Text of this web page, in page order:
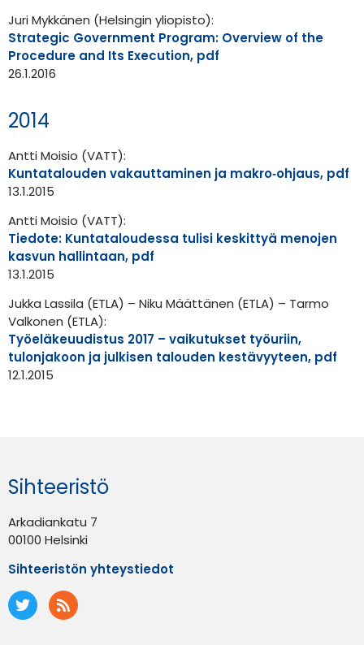
Juri Mykkänen (Helsingin yliopisto):
Strategic Government Program: Overview of the
Procedure and Its Execution, pdf
26.1.2016
2014
Antti Moisio (VATT):
Kuntatalouden vakauttaminen ja makro‐ohjaus, pdf
13.1.2015
Antti Moisio (VATT):
Tiedote: Kuntataloudessa tulisi keskittyä menojen
kasvun hallintaan, pdf
13.1.2015
Jukka Lassila (ETLA) – Niku Määttänen (ETLA) – Tarmo
Valkonen (ETLA):
Työeläkeuudistus 2017 – vaikutukset työuriin,
tulonjakoon ja julkisen talouden kestävyyteen, pdf
12.1.2015
Sihteeristö
Arkadiankatu 7
00100 Helsinki
Sihteeristön yhteystiedot